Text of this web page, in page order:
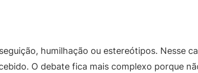
humilhação ou estereótipos. Nesse
O debate fica mais complexo porque